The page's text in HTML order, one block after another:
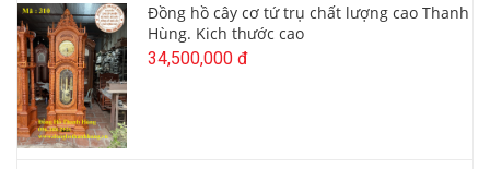
Đồng hồ cây cơ tứ trụ chất lượng cao Thanh
Hùng. Kich thước cao
34,500,000 đ